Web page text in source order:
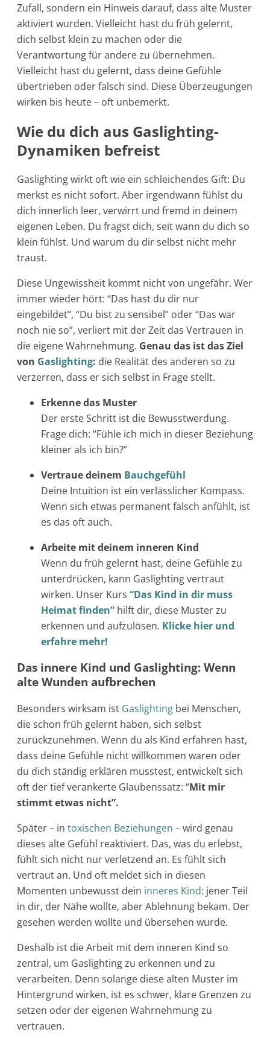
Zufall, sondern ein Hinweis darauf, dass alte Muster
aktiviert wurden. Vielleicht hast du früh gelernt,
dich selbst klein zu machen oder die
Verantwortung für andere zu übernehmen.
Vielleicht hast du gelernt, dass deine Gefühle
übertrieben oder falsch sind. Diese Überzeugungen
wirken bis heute – oft unbemerkt.
Wie du dich aus Gaslighting-
Dynamiken befreist
Gaslighting wirkt oft wie ein schleichendes Gift: Du
merkst es nicht sofort. Aber irgendwann fühlst du
dich innerlich leer, verwirrt und fremd in deinem
eigenen Leben. Du fragst dich, seit wann du dich so
klein fühlst. Und warum du dir selbst nicht mehr
traust.
Diese Ungewissheit kommt nicht von ungefähr. Wer
immer wieder hört: “Das hast du dir nur
eingebildet”, “Du bist zu sensibel” oder “Das war
noch nie so”, verliert mit der Zeit das Vertrauen in
die eigene Wahrnehmung. Genau das ist das Ziel
von Gaslighting: die Realität des anderen so zu
verzerren, dass er sich selbst in Frage stellt.
Erkenne das Muster
Der erste Schritt ist die Bewusstwerdung.
Frage dich: “Fühle ich mich in dieser Beziehung
kleiner als ich bin?”
Vertraue deinem Bauchgefühl
Deine Intuition ist ein verlässlicher Kompass.
Wenn sich etwas permanent falsch anfühlt, ist
es das oft auch.
Arbeite mit deinem inneren Kind
Wenn du früh gelernt hast, deine Gefühle zu
unterdrücken, kann Gaslighting vertraut
wirken. Unser Kurs “Das Kind in dir muss
Heimat finden” hilft dir, diese Muster zu
erkennen und aufzulösen. Klicke hier und
erfahre mehr!
Das innere Kind und Gaslighting: Wenn
alte Wunden aufbrechen
Besonders wirksam ist Gaslighting bei Menschen,
die schon früh gelernt haben, sich selbst
zurückzunehmen. Wenn du als Kind erfahren hast,
dass deine Gefühle nicht willkommen waren oder
du dich ständig erklären musstest, entwickelt sich
oft der tief verankerte Glaubenssatz: “Mit mir
stimmt etwas nicht”.
Später – in toxischen Beziehungen – wird genau
dieses alte Gefühl reaktiviert. Das, was du erlebst,
fühlt sich nicht nur verletzend an. Es fühlt sich
vertraut an. Und oft meldet sich in diesen
Momenten unbewusst dein inneres Kind: jener Teil
in dir, der Nähe wollte, aber Ablehnung bekam. Der
gesehen werden wollte und übersehen wurde.
Deshalb ist die Arbeit mit dem inneren Kind so
zentral, um Gaslighting zu erkennen und zu
verarbeiten. Denn solange diese alten Muster im
Hintergrund wirken, ist es schwer, klare Grenzen zu
setzen oder der eigenen Wahrnehmung zu
vertrauen.